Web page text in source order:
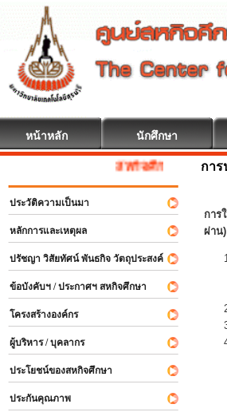
หน้าหลัก นักศึกษา
สหกิจศึกษา ยินดีต้อนรับ
ประวัติความเป็นมา
หลักการและเหตุผล
ปรัชญา วิสัยทัศน์ พันธกิจ วัตถุประสงค์
ข้อบังคับฯ / ประกาศฯ สหกิจศึกษา
โครงสร้างองค์กร
ผู้บริหาร / บุคลากร
ประโยชน์ของสหกิจศึกษา
ประกันคุณภาพ
กา
การ
ผ่าน